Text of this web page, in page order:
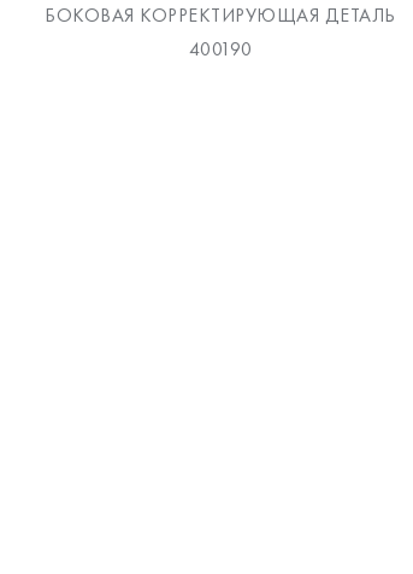
БОКОВАЯ КОРРЕКТИРУЮЩАЯ ДЕТАЛЬ
400190